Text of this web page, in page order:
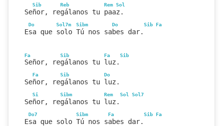
Sib Reb Rem Sol
Señor, regálanos tu paaz.
Do Sol7m Sibm Do Sib Fa
Esa que solo Tú nos sabes dar.
Fa Sib Fa Sib
Señor, regálanos tu luz.
Fa Sib Do
Señor, regálanos tu luz.
Si Sibm Rem Sol Sol7
Señor, regálanos tu luz.
Do7 Sibm Fa Sib Fa
Esa que solo Tú nos sabes dar.